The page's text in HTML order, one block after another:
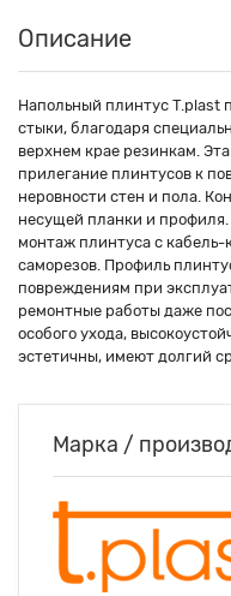
Описание
Напольный плинтус T.plast
стыки, благодаря
верхнем крае резинкам.
прилегание плинтусов к
неровности стен и пола.
несущей планки и
монтаж плинтуса с
саморезов. Профиль
повреждениям при
ремонтные работы даже
особого ухода,
эстетичны, имеют долгий
Марка /